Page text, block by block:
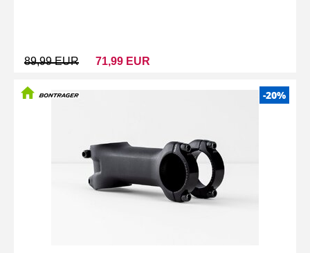
89,99 EUR 71,99 EUR
-20%